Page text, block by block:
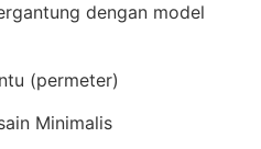
dengan model
(permeter)
Minimalis